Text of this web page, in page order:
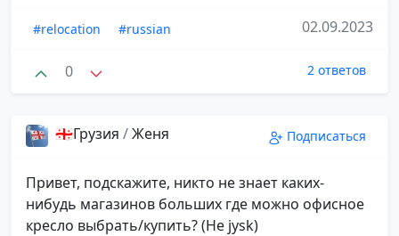
#relocation #russian 02.09.2023
0 2 ответов
🇬🇪Грузия /Женя Подписаться
Привет, подскажите, никто не знает каких-
нибудь магазинов больших где можно офисное
кресло выбрать/купить? (Не jysk)